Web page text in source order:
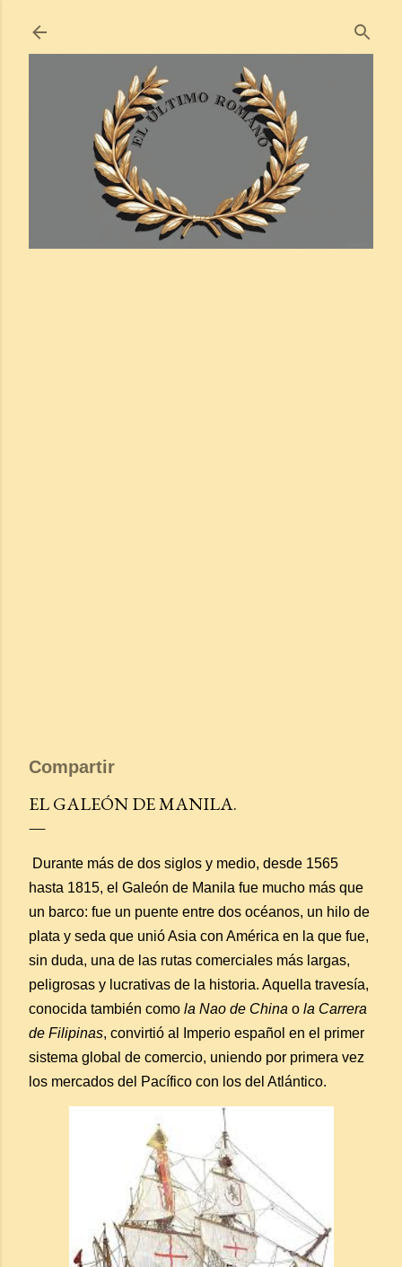
Compartir
EL GALEÓN DE MANILA.
Durante más de dos siglos y medio, desde 1565
hasta 1815, el Galeón de Manila fue mucho más que
un barco: fue un puente entre dos océanos, un hilo de
plata y seda que unió Asia con América en la que fue,
sin duda, una de las rutas comerciales más largas,
peligrosas y lucrativas de la historia. Aquella travesía,
conocida también como la Nao de China o la Carrera
de Filipinas, convirtió al Imperio español en el primer
sistema global de comercio, uniendo por primera vez
los mercados del Pacífico con los del Atlántico.